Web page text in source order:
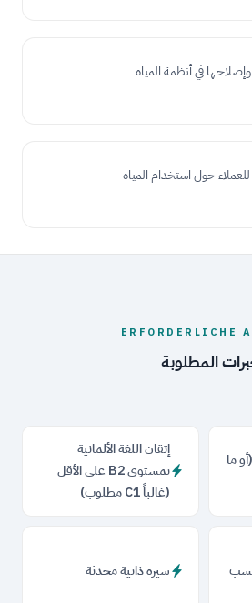
في أنظمة المياه
حول استخدام المياه
ERFORDERLICHE
المطلوبة
ما
إتقان اللغة الألمانية
بمستوى B2 على الأقل
(غالباً C1 مطلوب)
سيرة ذاتية محدثة